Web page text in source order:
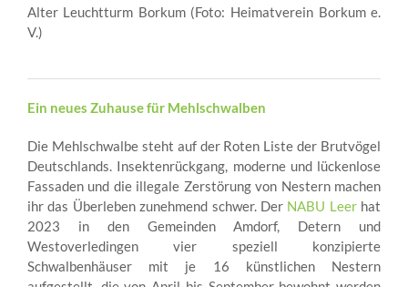
Alter Leuchtturm Borkum (Foto: Heimatverein Borkum e.
V.)
Ein neues Zuhause für Mehlschwalben
Die Mehlschwalbe steht auf der Roten Liste der Brutvögel
Deutschlands. Insektenrückgang, moderne und lückenlose
Fassaden und die illegale Zerstörung von Nestern machen
ihr das Überleben zunehmend schwer. Der NABU Leerhat
2023 in den Gemeinden Amdorf, Detern und
Westoverledingen vier speziell konzipierte
Schwalbenhäuser mit je 16 künstlichen Nestern